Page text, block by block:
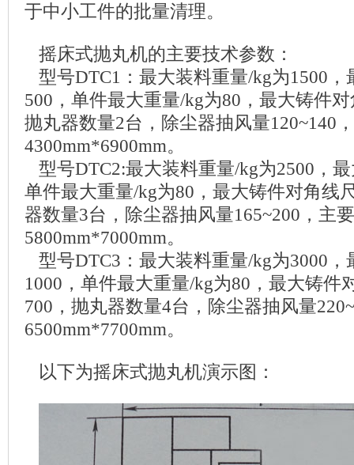
于中小工件的批量清理。
摇床式抛丸机的主要技术参数：
型号DTC1：最大装料重量/kg为1500，
500，单件最大重量/kg为80，最大铸件
抛丸器数量2台，除尘器抽风量120~140
4300mm*6900mm。
型号DTC2:最大装料重量/kg为2500，
单件最大重量/kg为80，最大铸件对角线
器数量3台，除尘器抽风量165~200，主
5800mm*7000mm。
型号DTC3：最大装料重量/kg为3000，
1000，单件最大重量/kg为80，最大铸件
700，抛丸器数量4台，除尘器抽风量
6500mm*7700mm。
以下为摇床式抛丸机演示图：